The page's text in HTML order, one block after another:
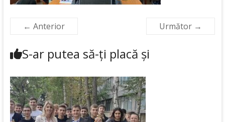
← Anterior Următor →
S-ar putea să-ți placă și